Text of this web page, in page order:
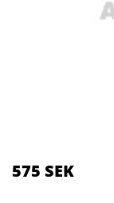
575 SEK